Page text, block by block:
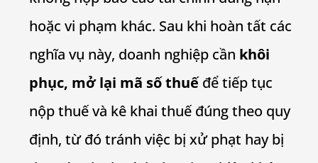
hoặc vi phạm khác. Sau khi hoàn tất các
nghĩa vụ này, doanh nghiệp cần khôi
phục, mở lại mã số thuếđể tiếp tục
nộp thuế và kê khai thuế đúng theo quy
định, từ đó tránh việc bị xử phạt hay bị